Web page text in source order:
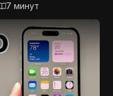
7 минут
с тем, что